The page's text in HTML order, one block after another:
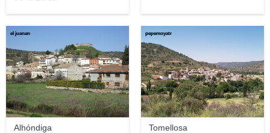
Alhóndiga
el juanan
Tomellosa
pepemoyatr